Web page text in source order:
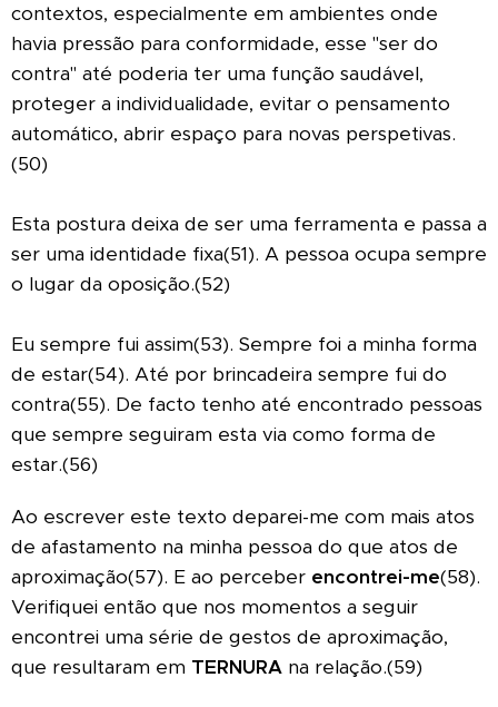
contextos, especialmente em ambientes onde
havia pressão para conformidade, esse "ser do
contra" até poderia ter uma função saudável,
proteger a individualidade, evitar o pensamento
automático, abrir espaço para novas perspetivas.
(50)
Esta postura deixa de ser uma ferramenta e passa a
ser uma identidade fixa(51). A pessoa ocupa sempre
o lugar da oposição.(52)
Eu sempre fui assim(53). Sempre foi a minha forma
de estar(54). Até por brincadeira sempre fui do
contra(55). De facto tenho até encontrado pessoas
que sempre seguiram esta via como forma de
estar.(56)
Ao escrever este texto deparei-me com mais atos
de afastamento na minha pessoa do que atos de
aproximação(57). E ao perceber encontrei-me(58).
Verifiquei então que nos momentos a seguir
encontrei uma série de gestos de aproximação,
que resultaram em TERNURA na relação.(59)